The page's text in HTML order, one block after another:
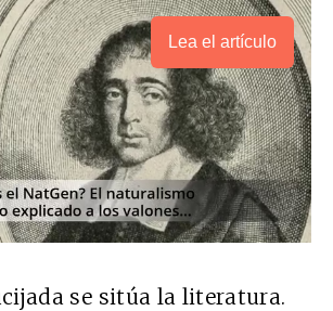
Lea el artículo
se sitúa la literatura.